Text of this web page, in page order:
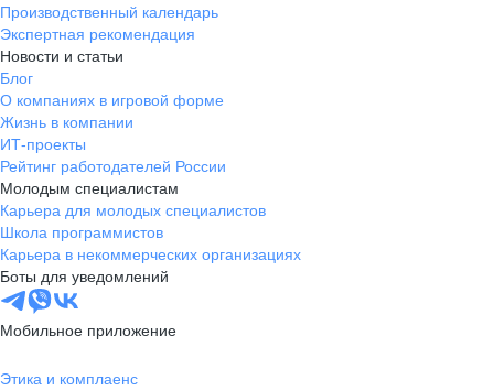
Производственный календарь
Экспертная рекомендация
Новости и статьи
Блог
О компаниях в игровой форме
Жизнь в компании
ИТ-проекты
Рейтинг работодателей России
Молодым специалистам
Карьера для молодых специалистов
Школа программистов
Карьера в некоммерческих организациях
Боты для уведомлений
Мобильное приложение
Этика и комплаенс